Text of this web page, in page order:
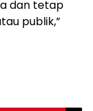
dan tetap
publik,”